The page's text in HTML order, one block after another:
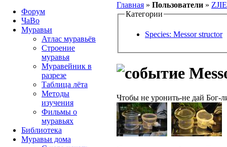
Главная » Пользователи »
Категории
Species: Messor structor
Чтобы не уронить-не дай Бог-
Форум
ЧаВо
Муравьи
Атлас муравьёв
Строение
муравья
Муравейник в
разрезе
Таблица лёта
Методы
изучения
Фильмы о
муравьях
Библиотека
Муравьи дома